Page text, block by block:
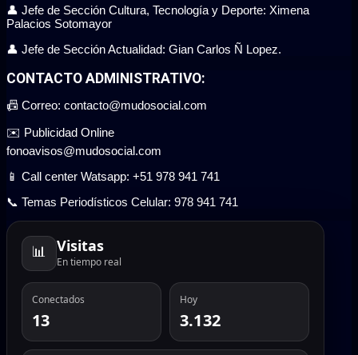
👤 Jefe de Sección Cultura, Tecnología y Deporte: Ximena
Palacios Sotomayor
👤 Jefe de Sección Actualidad: Gian Carlos Ñ Lopez.
CONTACTO ADMINISTRATIVO:
📠 Correo: contacto@mudosocial.com
✉️ Publicidad Online
fonoavisos@mudosocial.com
📱 Call center Watsapp: +51 978 941 741
📞 Temas Periodísticos Celular: 978 941 741
📊 Visitas
En tiempo real
Conectados
13
Hoy
3.132